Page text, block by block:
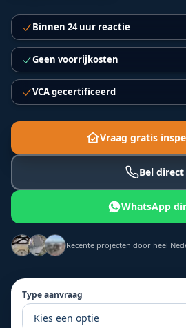
Binnen 24 uur reactie
Geen voorrijkosten
VCA gecertificeerd
Vraag gratis
Bel direct
WhatsApp
Recente projecten door heel
Type aanvraag